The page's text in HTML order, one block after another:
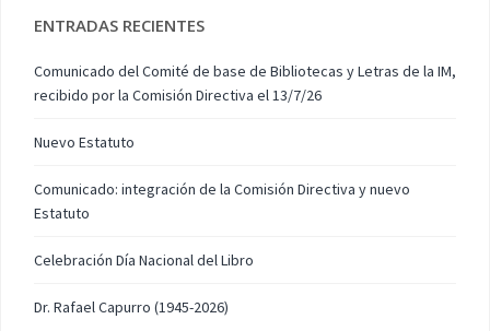
ENTRADAS RECIENTES
Comunicado del Comité de base de Bibliotecas y Letras de la IM,
recibido por la Comisión Directiva el 13/7/26
Nuevo Estatuto
Comunicado: integración de la Comisión Directiva y nuevo
Estatuto
Celebración Día Nacional del Libro
Dr. Rafael Capurro (1945-2026)